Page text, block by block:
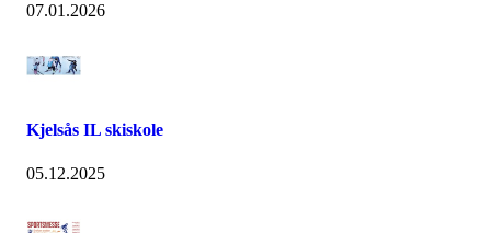
07.01.2026
Kjelsås IL skiskole
05.12.2025